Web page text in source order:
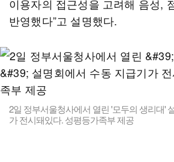
이용자의 접근성을 고려해 음성,
반영했다”고 설명했다.
2일 정부서울청사에서 열린 '모두의 생리대'
가 전시돼있다. 성평등가족부 제공